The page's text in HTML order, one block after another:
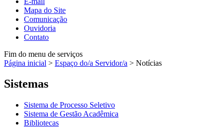
Mapa do Site
Comunicação
Ouvidoria
Contato
Fim do menu de serviços
Página inicial > Espaço do/a Servidor/a > Notícias
Sistemas
Sistema de Processo Seletivo
Sistema de Gestão Acadêmica
Bibliotecas